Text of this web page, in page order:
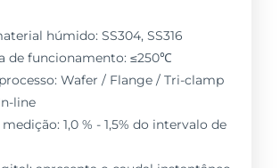
húmido: SS304, SS316
de funcionamento: ≤250℃
Wafer / Flange / Tri-clamp
line
1,0 % - 1,5% do intervalo de